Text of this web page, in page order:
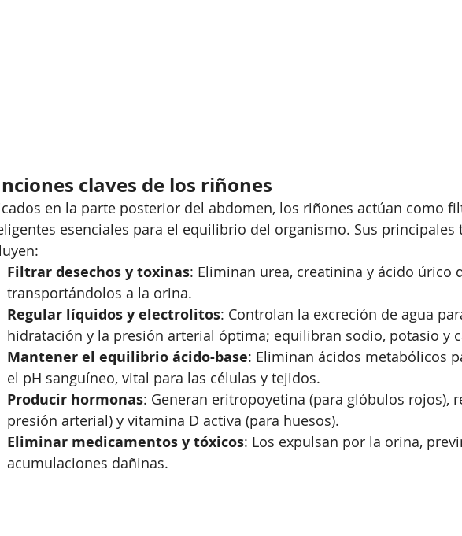
claves de los riñones
en la parte posterior del abdomen, los riñones actúan como
esenciales para el equilibrio del organismo. Sus principales
Filtrar desechos y toxinas: Eliminan urea, creatinina y ácido úrico
transportándolos a la orina.
Regular líquidos y electrolitos: Controlan la excreción de agua
hidratación y la presión arterial óptima; equilibran sodio, potasio y
Mantener el equilibrio ácido-base: Eliminan ácidos metabólicos
el pH sanguíneo, vital para las células y tejidos.
Producir hormonas: Generan eritropoyetina (para glóbulos rojos),
presión arterial) y vitamina D activa (para huesos).
Eliminar medicamentos y tóxicos: Los expulsan por la orina,
acumulaciones dañinas.